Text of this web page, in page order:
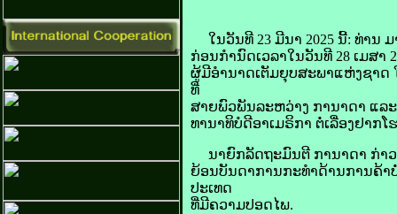
ໃນ​ວັນ​ທີ 23 ມີນາ 2025 ນີ້: ທ່ານ
ກ່ອນ​ກຳນົດ​ເວລາ​ໃນ​ວັນ​ທີ 28 ເມສາ
ຜູ້​ມີ​ອຳນາດ​ເຕັມ​ຍຸບ​ສະພາ​ແຫ່ງ​ຊາດ
ທີ່
ສາຍ​ພົວພັນ​ລະຫວ່າງ ກາ​​ນາດາ ແລ
ທານາທິບໍດີ​ອາ​ເມ​ຣິ​ກາ ຕໍ່​ເລື່ອງ​ຢາກ​
ນາຍົກລັດຖະມົນຕີ ກາ​ນາ​ດາ ​ກ່າ
ຍ້ອນ​ບັນດາ​ການ​ກະທຳ​ດ້ານ​ການ​ຄ້າ​
ປະເທດ​
ທີ່​ມີ​ຄວາມ​ປອດ​ໄພ.